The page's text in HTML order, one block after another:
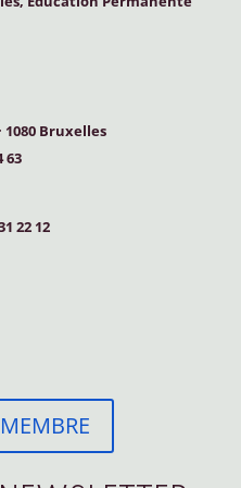
1080 Bruxelles
63
22 12